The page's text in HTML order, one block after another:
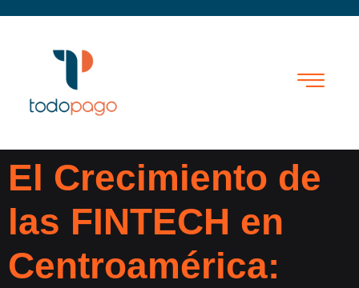
El Crecimiento de
las FINTECH en
Centroamérica: